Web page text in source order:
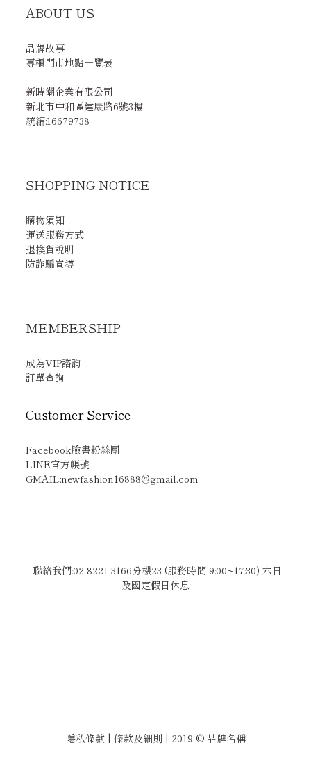
ABOUT US
品牌故事
專櫃門市地點一覽表
新時潮企業有限公司
新北市中和區建康路6號3樓
統編:16679738
SHOPPING NOTICE
購物須知
運送服務方式
退換貨說明
防詐騙宣導
MEMBERSHIP
成為VIP諮詢
訂單查詢
Customer Service
Facebook臉書粉絲團
LINE官方帳號
GMAIL:newfashion16888@gmail.com
聯絡我們:02-8221-3166分機23 (服務時間 9:00~17:30) 六日
及國定假日休息
隱私條款 | 條款及細則 | 2019 © 品牌名稱